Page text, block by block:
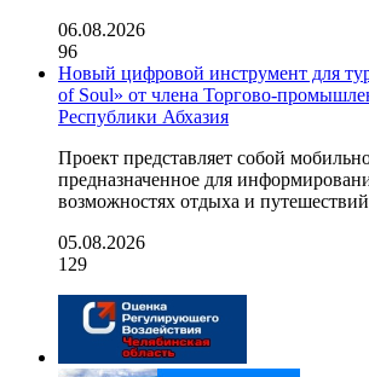
06.08.2026
96
Новый цифровой инструмент для
of Soul» от члена Торгово-
Республики Абхазия
Проект представляет собой
предназначенное для
возможностях отдыха и
05.08.2026
129